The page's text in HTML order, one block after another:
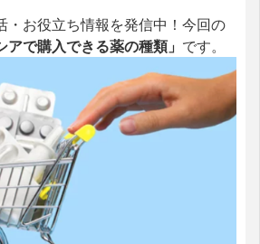
・お役立ち情報を発信中！今回の
アで購入できる薬の種類」 です。